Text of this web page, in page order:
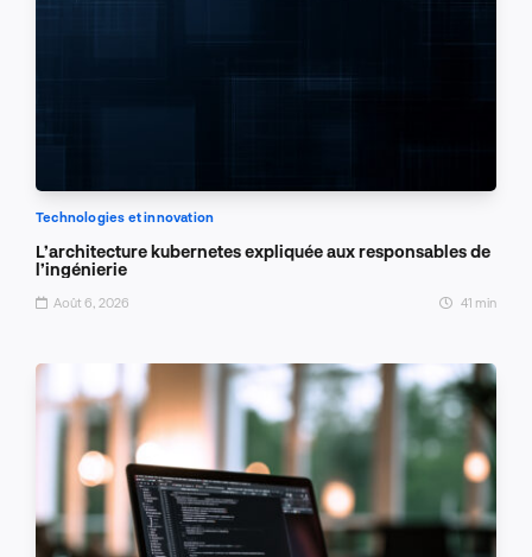
Technologies et innovation
L’architecture kubernetes expliquée aux responsables de
l’ingénierie
Août 6, 2026 41 min